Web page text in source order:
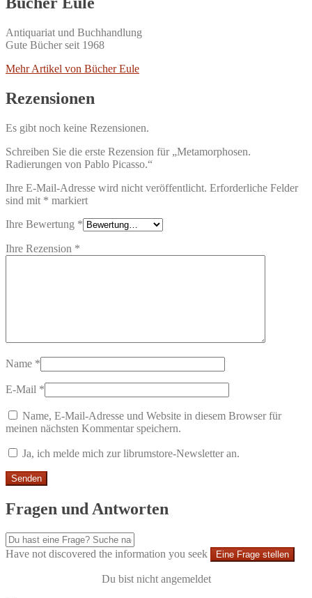
Antiquariat und Buchhandlung
Gute Bücher seit 1968
Mehr Artikel von Bücher Eule
Rezensionen
Es gibt noch keine Rezensionen.
Schreiben Sie die erste Rezension für „Metamorphosen.
Radierungen von Pablo Picasso.“
Ihre E-Mail-Adresse wird nicht veröffentlicht. Erforderliche Felder
sind mit * markiert
Ihre Bewertung *
Ihre Rezension *
Name *
E-Mail *
Name, E-Mail-Adresse und Website in diesem Browser für
meinen nächsten Kommentar speichern.
Ja, ich melde mich zur librumstore-Newsletter an.
Fragen und Antworten
Have not discovered the information you seek Eine Frage stellen
Du bist nicht angemeldet